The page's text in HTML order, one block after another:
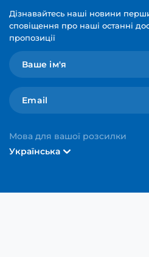
Дізнавайтесь наші новини
сповіщення про наші останні
пропозиції
Мова для вашої розсилки
Українська